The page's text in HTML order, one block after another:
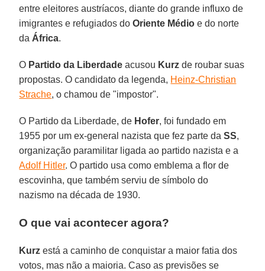
entre eleitores austríacos, diante do grande influxo de
imigrantes e refugiados doOriente Médio e do norte
da África.
O Partido da Liberdade acusou Kurz de roubar suas
propostas. O candidato da legenda, Heinz-Christian
Strache, o chamou de "impostor".
O Partido da Liberdade, de Hofer, foi fundado em
1955 por um ex-general nazista que fez parte daSS,
organização paramilitar ligada ao partido nazista e a
Adolf Hitler. O partido usa como emblema a flor de
escovinha, que também serviu de símbolo do
nazismo na década de 1930.
O que vai acontecer agora?
Kurz está a caminho de conquistar a maior fatia dos
votos, mas não a maioria. Caso as previsões se